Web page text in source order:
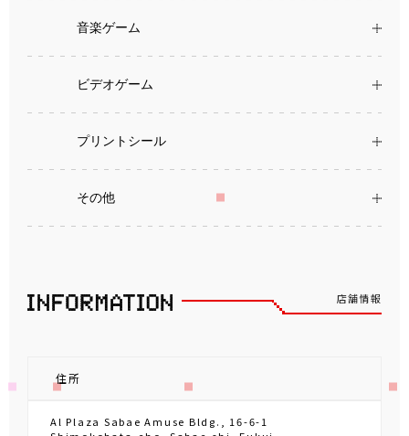
店舗のご紹介
映画チケットサービス実施
2023.8.4
イベント
タイトーで、夏を超楽しもう！「タイト